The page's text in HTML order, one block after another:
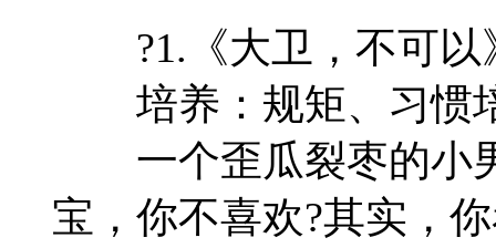
?1.《大卫，不可以
培养：规矩、习惯
一个歪瓜裂枣的小
宝，你不喜欢?其实，